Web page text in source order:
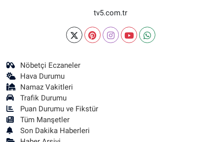
tv5.com.tr
Nöbetçi Eczaneler
Hava Durumu
Namaz Vakitleri
Trafik Durumu
Puan Durumu ve Fikstür
Tüm Manşetler
Son Dakika Haberleri